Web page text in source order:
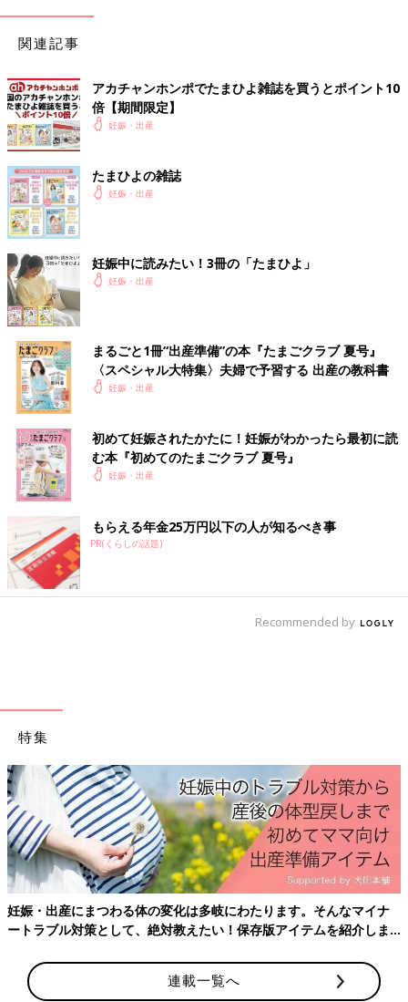
14:45
15:30
痛さが増して、痛い時間も40～50秒で長くなってくる。痛さ、
ダルさ、しんどさで結構疲労こんぱい。
15:45
診察。破水していた。明日の朝にバルーン入れる。陣痛促進剤の
点滴は終了。これを止めたら陣痛も引いてくると思うとのこと。
16:00
破水していたため、b群溶連菌の抗生剤の点滴を投下。NST付け
ながら。
本当に陣痛の波が引いてきた。
間隔も遠くなり、痛みも、痛みの時間も1番しんどかった時の半
分くらいになった。
17:00
シャワー浴びる。
18:00
部屋に戻って夕飯。陣痛がほぼ来なくなった。
20:00
溶連菌の抗生点滴落とす。NST1時間。
22:00
23:45
破水が出たためトイレへ。ナプキンに緑色の汚れあり。(赤ちゃ
んがうんちすると出ると言われて、出たら呼んでと言われてい
た)
呼び出して、そのまま0時の抗生剤点滴。
陣痛は、前駆陣痛だろうとのこと。
羊水にうんちが混ざってるから、赤ちゃんが苦しくなって早く出
してあげた方が良いとなったら、 帝王切開 も有り得るとのこと。
とりあえずは、赤ちゃんが元気なら、朝まで頑張って絶えて、朝
に麻酔入れてもらう方向。
【1月24日(金)】入院3日目
痛みが4分間隔くらいで来るので、聞くも、「まだ不規則だから
本陣痛は取れないと思う。」とのこと。
関連記事
アカチャンホンポでたまひよ雑誌を買うとポイント10
倍【期間限定】
妊娠・出産
たまひよの雑誌
妊娠・出産
妊娠中に読みたい！3冊の「たまひよ」
妊娠・出産
まるごと1冊“出産準備”の本『たまごクラブ 夏号』
〈スペシャル大特集〉夫婦で予習する 出産の教科書
妊娠・出産
初めて妊娠されたかたに！妊娠がわかったら最初に読
む本『初めてのたまごクラブ 夏号』
妊娠・出産
もらえる年金25万円以下の人が知るべき事
PR(くらしの話題)
Recommended by
特集
妊娠・出産にまつわる体の変化は多岐にわたります。そんなマイナ
ートラブル対策として、絶対教えたい！保存版アイテムを紹介しま
連載一覧へ